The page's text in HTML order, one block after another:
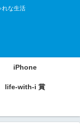
れな生活
iPhone
life-with-i 賞